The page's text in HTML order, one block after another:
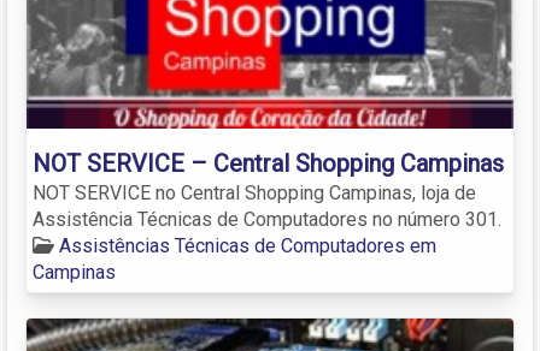
NOT SERVICE – Central Shopping Campinas
NOT SERVICE no Central Shopping Campinas, loja de
Assistência Técnicas de Computadores no número 301.
Assistências Técnicas de Computadores em
Campinas